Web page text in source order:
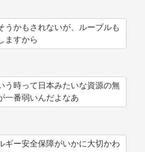
うかもされないが、ルーブルも
ますから
う時って日本みたいな資源の無
一番弱いんだよなあ
ギー安全保障がいかに大切かわ